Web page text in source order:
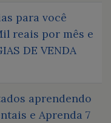
para você
reais por mês e
DE VENDA
aprendendo
e Aprenda 7